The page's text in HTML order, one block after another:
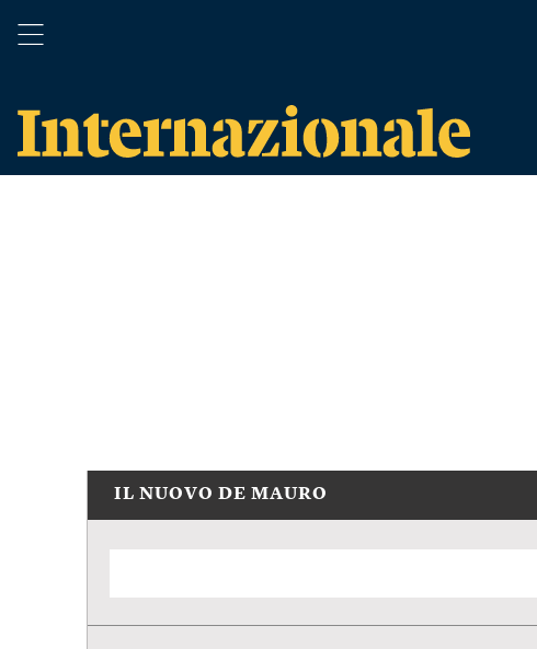
IL NUOVO DE MAURO